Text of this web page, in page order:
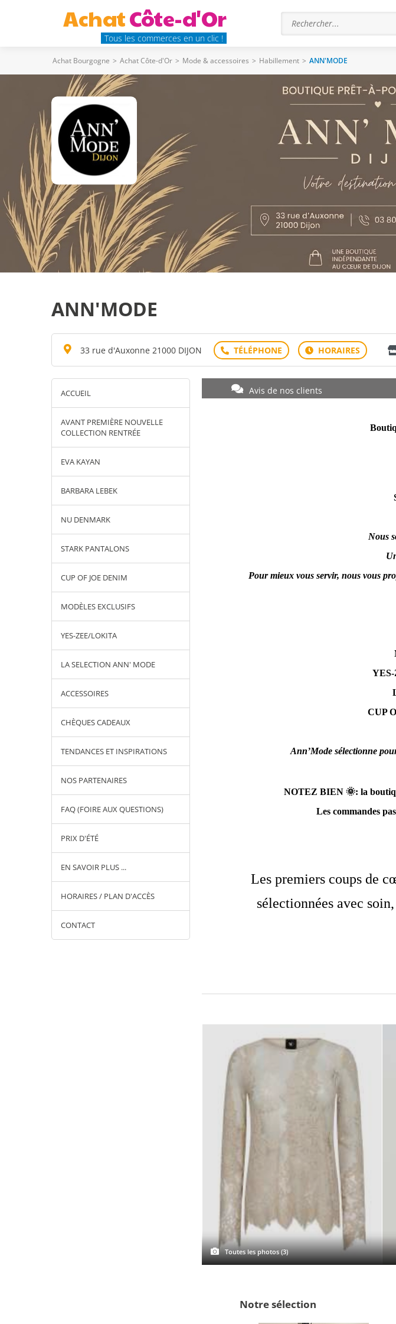
AchatCôte-d'Or
Tous les commerces en un clic !
Achat Bourgogne > Achat Côte-d'Or > Mode & accessoires > Habillement > ANN'MODE
ANN'MODE
33 rue d'Auxonne 21000 DIJON
ACCUEIL
AVANT PREMIÈRE NOUVELLE
COLLECTION RENTRÉE
EVA KAYAN
BARBARA LEBEK
NU DENMARK
STARK PANTALONS
CUP OF JOE DENIM
MODÈLES EXCLUSIFS
YES-ZEE/LOKITA
LA SELECTION ANN' MODE
ACCESSOIRES
CHÈQUES CADEAUX
TENDANCES ET INSPIRATIONS
NOS PARTENAIRES
FAQ (FOIRE AUX QUESTIONS)
PRIX D'ÉTÉ
EN SAVOIR PLUS ...
HORAIRES / PLAN D'ACCÈS
CONTACT
Avis de nos clients
Nous
Pour mieux vous servir, nous vous
CUP
Ann’Mode sélectionne
NOTEZ BIEN 🌞: la
Les commandes
Les premiers coups de
sélectionnées avec
Toutes les photos (3)
Notre sélection